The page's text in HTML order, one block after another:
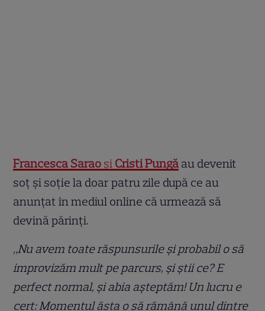
Francesca Sarao și Cristi Pungă au devenit
soț și soție la doar patru zile după ce au
anunțat în mediul online că urmează să
devină părinți.
„Nu avem toate răspunsurile și probabil o să
improvizăm mult pe parcurs, și știi ce? E
perfect normal, și abia așteptăm! Un lucru e
cert: Momentul ăsta o să rămână unul dintre